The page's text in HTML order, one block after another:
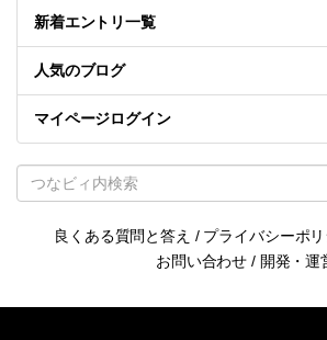
新着エントリ一覧
人気のブログ
マイページログイン
良くある質問と答え / プライバシーポ
お問い合わせ / 開発・運